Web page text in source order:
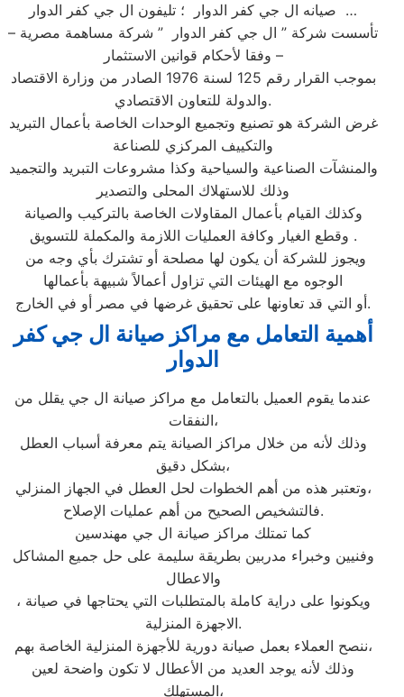
صيانه ال جي كفر الدوار ؛ تليفون ال جي كفر الدوار …
تأسست شركة ” ال جي كفر الدوار ” شركة مساهمة مصرية –
وفقا لأحكام قوانين الاستثمار –
بموجب القرار رقم 125 لسنة 1976 الصادر من وزارة الاقتصاد
والدولة للتعاون الاقتصادي.
غرض الشركة هو تصنيع وتجميع الوحدات الخاصة بأعمال التبريد
والتكييف المركزي للصناعة
والمنشآت الصناعية والسياحية وكذا مشروعات التبريد والتجميد
وذلك للاستهلاك المحلى والتصدير
وكذلك القيام بأعمال المقاولات الخاصة بالتركيب والصيانة
وقطع الغيار وكافة العمليات اللازمة والمكملة للتسويق .
الوجوه مع الهيئات التي تزاول أعمالاً شبيهة بأعمالها
أو التي قد تعاونها على تحقيق غرضها في مصر أو في الخارج.
أهمية التعامل مع مراكز صيانة ال جي كفر
الدوار
عندما يقوم العميل بالتعامل مع مراكز صيانة ال جي يقلل من
النفقات،
وذلك لأنه من خلال مراكز الصيانة يتم معرفة أسباب العطل
بشكل دقيق،
وتعتبر هذه من أهم الخطوات لحل العطل في الجهاز المنزلي،
فالتشخيص الصحيح من أهم عمليات الإصلاح.
كما تمتلك مراكز صيانة ال جي مهندسين
وفنيين وخبراء مدربين بطريقة سليمة على حل جميع المشاكل
والاعطال
، ويكونوا على دراية كاملة بالمتطلبات التي يحتاجها في صيانة
الاجهزة المنزلية.
ننصح العملاء بعمل صيانة دورية للأجهزة المنزلية الخاصة بهم،
وذلك لأنه يوجد العديد من الأعطال لا تكون واضحة لعين
المستهلك،